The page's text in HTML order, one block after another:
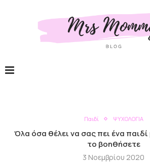
Παιδί ΨΥΧΟΛΟΓΙΑ
Όλα όσα θέλει να σας πει ένα
το βοηθήσετε
3 Νοεμβρίου 2020